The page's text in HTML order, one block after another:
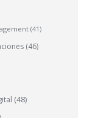
(41)
(46)
(48)